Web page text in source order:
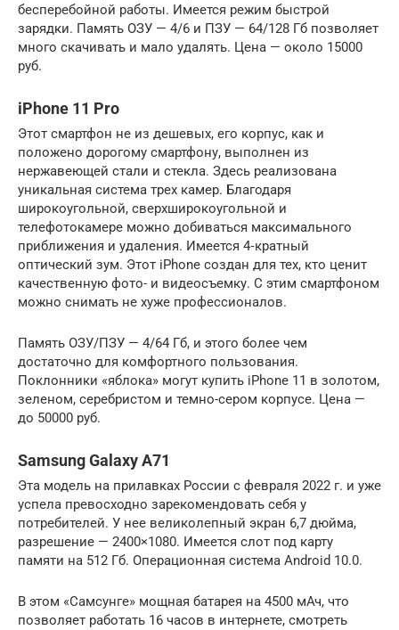
бесперебойной работы. Имеется режим быстрой
зарядки. Память ОЗУ — 4/6 и ПЗУ — 64/128 Гб позволяет
много скачивать и мало удалять. Цена — около 15000
руб.
iPhone 11 Pro
Этот смартфон не из дешевых, его корпус, как и
положено дорогому смартфону, выполнен из
нержавеющей стали и стекла. Здесь реализована
уникальная система трех камер. Благодаря
широкоугольной, сверхширокоугольной и
телефотокамере можно добиваться максимального
приближения и удаления. Имеется 4‑кратный
оптический зум. Этот iPhone создан для тех, кто ценит
качественную фото- и видеосъемку. С этим смартфоном
можно снимать не хуже профессионалов.
Память ОЗУ/ПЗУ — 4/64 Гб, и этого более чем
достаточно для комфортного пользования.
Поклонники «яблока» могут купить iPhone 11 в золотом,
зеленом, серебристом и темно-сером корпусе. Цена —
до 50000 руб.
Samsung Galaxy A71
Эта модель на прилавках России с февраля 2022 г. и уже
успела превосходно зарекомендовать себя у
потребителей. У нее великолепный экран 6,7 дюйма,
разрешение — 2400×1080. Имеется слот под карту
памяти на 512 Гб. Операционная система Android 10.0.
В этом «Самсунге» мощная батарея на 4500 мАч, что
позволяет работать 16 часов в интернете, смотреть